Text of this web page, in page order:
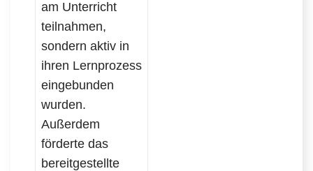
am Unterricht
teilnahmen,
sondern aktiv in
ihren Lernprozess
eingebunden
wurden.
Außerdem
förderte das
bereitgestellte